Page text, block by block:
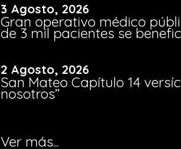
3 Agosto, 2026
Gran operativo médico
de 3 mil pacientes se
2 Agosto, 2026
San Mateo Capítulo 14
nosotros”
Ver más...